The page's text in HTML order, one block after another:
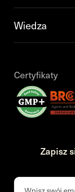
Wiedza
Certyfikaty
Zapisz